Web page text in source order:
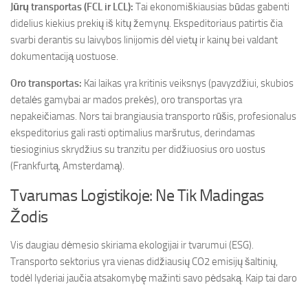
Jūrų transportas (FCL ir LCL): Tai ekonomiškiausias būdas gabenti
didelius kiekius prekių iš kitų žemynų. Ekspeditoriaus patirtis čia
svarbi derantis su laivybos linijomis dėl vietų ir kainų bei valdant
dokumentaciją uostuose.
Oro transportas: Kai laikas yra kritinis veiksnys (pavyzdžiui, skubios
detalės gamybai ar mados prekės), oro transportas yra
nepakeičiamas. Nors tai brangiausia transporto rūšis, profesionalus
ekspeditorius gali rasti optimalius maršrutus, derindamas
tiesioginius skrydžius su tranzitu per didžiuosius oro uostus
(Frankfurtą, Amsterdamą).
Tvarumas Logistikoje: Ne Tik Madingas
Žodis
Vis daugiau dėmesio skiriama ekologijai ir tvarumui (ESG).
Transporto sektorius yra vienas didžiausių CO2 emisijų šaltinių,
todėl lyderiai jaučia atsakomybę mažinti savo pėdsaką. Kaip tai daro